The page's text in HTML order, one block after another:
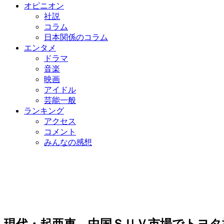
オピニオン
社説
コラム
日本関係のコラム
エンタメ
ドラマ
音楽
映画
アイドル
芸能一般
ランキング
アクセス
コメント
みんなの感想